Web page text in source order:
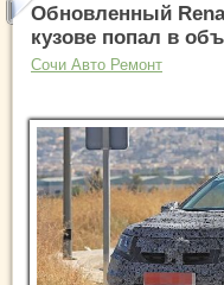
Обновленный
кузове попал в
Сочи Авто Ремонт